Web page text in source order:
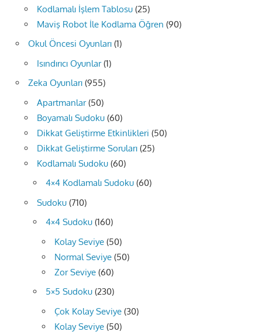
Kodlamalı İşlem Tablosu (25)
Maviş Robot İle Kodlama Öğren (90)
Okul Öncesi Oyunları (1)
Isındırıcı Oyunlar(1)
Zeka Oyunları (955)
Apartmanlar(50)
Boyamalı Sudoku (60)
Dikkat Geliştirme Etkinlikleri (50)
Dikkat Geliştirme Soruları (25)
Kodlamalı Sudoku (60)
4×4 Kodlamalı Sudoku (60)
Sudoku (710)
4×4 Sudoku (160)
Kolay Seviye (50)
Normal Seviye (50)
Zor Seviye (60)
5×5 Sudoku (230)
Çok Kolay Seviye (30)
Kolay Seviye (50)